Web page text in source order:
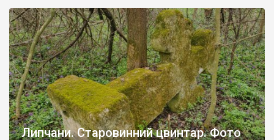
Липчани. Старовинний цвинтар. Фото